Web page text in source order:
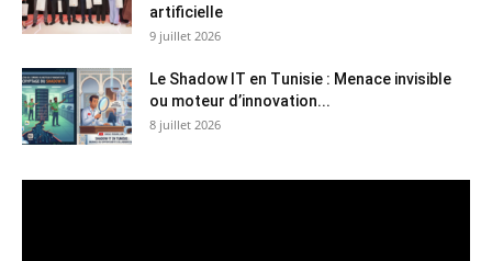
artificielle
9 juillet 2026
Le Shadow IT en Tunisie : Menace invisible
ou moteur d’innovation...
8 juillet 2026